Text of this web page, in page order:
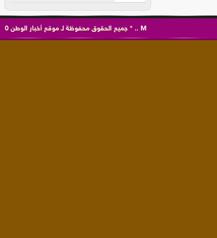
M
..
* جميع الحقوق محفوظة لـموقع أخبار الوطن 0